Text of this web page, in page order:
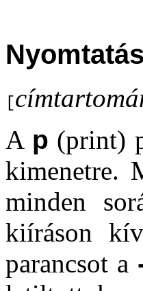
Nyomtatás
[
A p (print)
kimenetre.
minden
kiíráson
parancsot a